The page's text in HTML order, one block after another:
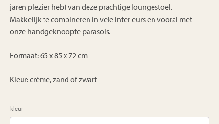
jaren plezier hebt van deze prachtige loungestoel.
Makkelijk te combineren in vele interieurs en vooral met
onze handgeknoopte parasols.
Formaat: 65 x 85 x 72 cm
Kleur: crème, zand of zwart
kleur